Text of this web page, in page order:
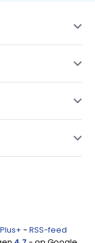
Plus+ - RSS-feed